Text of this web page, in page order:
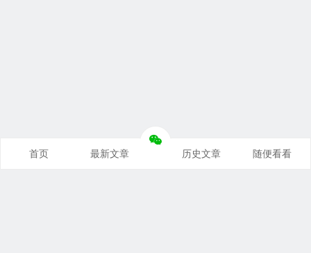
首页 最新文章 历史文章 随便看看